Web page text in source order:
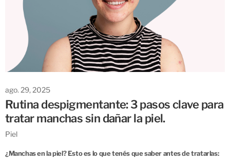
ago. 29, 2025
Rutina despigmentante: 3 pasos clave para
tratar manchas sin dañar la piel.
Piel
¿Manchas en la piel? Esto es lo que tenés que saber antes de tratarlas: